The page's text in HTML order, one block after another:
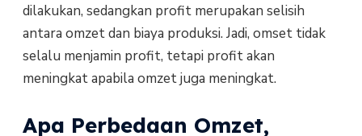
dilakukan, sedangkan profit merupakan selisih
antara omzet dan biaya produksi. Jadi, omset tidak
selalu menjamin profit, tetapi profit akan
meningkat apabila omzet juga meningkat.
Apa Perbedaan Omzet,